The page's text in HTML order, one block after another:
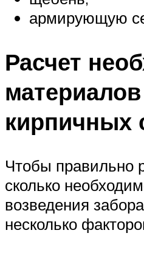
армирующую
Расчет
кирпичных
Чтобы правильно
сколько
возведения
несколько